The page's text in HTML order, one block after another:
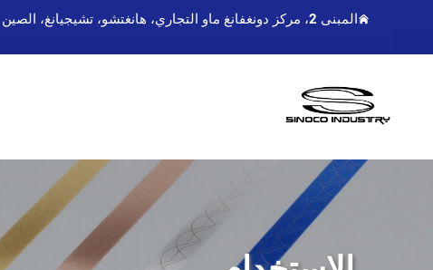
المبنى 2، مركز دونغفانغ ماو التجاري، هانغتشو، تشيجيانغ، الصين